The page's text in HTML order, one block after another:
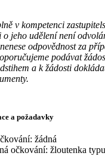
v kompetenci
o jeho udělení není
odpovědnost za
podávat
a k žádosti
a požadavky
žádná
očkování: žloutenka